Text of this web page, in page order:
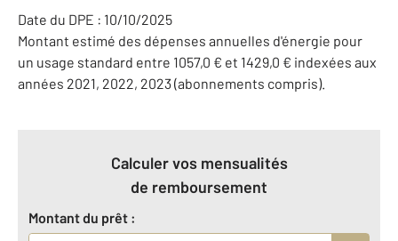
Date du DPE : 10/10/2025
Montant estimé des dépenses annuelles d'énergie pour
un usage standard entre 1057,0 € et 1429,0 € indexées aux
années 2021, 2022, 2023 (abonnements compris).
Calculer vos mensualités
de remboursement
Montant du prêt :